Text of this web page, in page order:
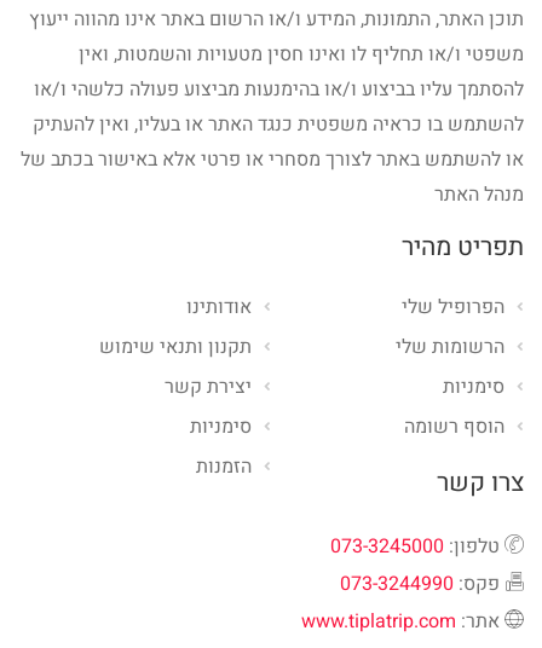
תוכן האתר, התמונות, המידע ו/או הרשום באתר אינו מהווה ייעוץ
משפטי ו/או תחליף לו ואינו חסין מטעויות והשמטות, ואין
להסתמך עליו בביצוע ו/או בהימנעות מביצוע פעולה כלשהי ו/או
להשתמש בו כראיה משפטית כנגד האתר או בעליו, ואין להעתיק
או להשתמש באתר לצורך מסחרי או פרטי אלא באישור בכתב של
מנהל האתר
תפריט מהיר
אודותינו
תקנון ותנאי שימוש
יצירת קשר
סימניות
הזמנות
הפרופיל שלי
הרשומות שלי
סימניות
הוסף רשומה
צרו קשר
טלפון: 073-3245000
פקס: 073-3244990
אתר: www.tiplatrip.com